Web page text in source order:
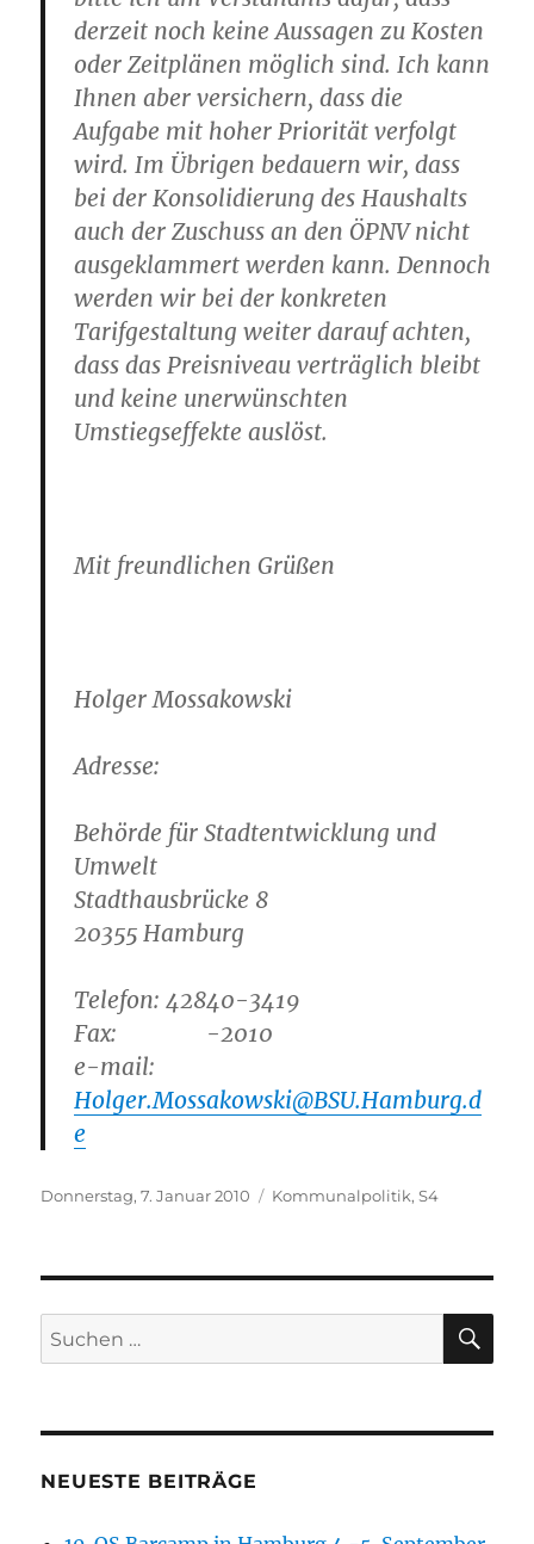
derzeit noch keine Aussagen zu Kosten
oder Zeitplänen möglich sind. Ich kann
Ihnen aber versichern, dass die
Aufgabe mit hoher Priorität verfolgt
wird. Im Übrigen bedauern wir, dass
bei der Konsolidierung des Haushalts
auch der Zuschuss an den ÖPNV nicht
ausgeklammert werden kann. Dennoch
werden wir bei der konkreten
Tarifgestaltung weiter darauf achten,
dass das Preisniveau verträglich bleibt
und keine unerwünschten
Umstiegseffekte auslöst.
Mit freundlichen Grüßen
Holger Mossakowski
Adresse:
Behörde für Stadtentwicklung und
Umwelt
Stadthausbrücke 8
20355 Hamburg
Telefon: 42840-3419
Fax: -2010
e-mail:
Holger.Mossakowski@BSU.Hamburg.d
e
Veröffentlicht
Donnerstag, 7. Januar 2010 Kategorien
Kommunalpolitik,S4
Suchen
nach:
NEUESTE BEITRÄGE